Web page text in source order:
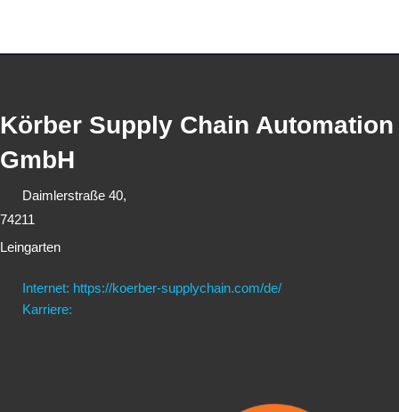
Körber Supply Chain Automation
GmbH
Daimlerstraße 40,
74211
Leingarten
Internet: https://koerber-supplychain.com/de/
Karriere: